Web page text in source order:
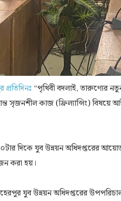
“পৃথিবী বদলাই, তারুণ্যের
সৃজনশীল কাজ (ফ্রিল্যান্সিং)
দিকে যুব উন্নয়ন অধিদপ্তরের
করা হয়।
যুব উন্নয়ন অধিদপ্তরের